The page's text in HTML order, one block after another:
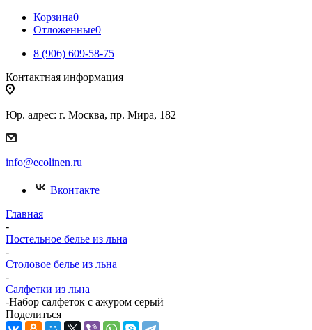
Корзина0
Отложенные0
8 (906) 609-58-75
Контактная информация
Юр. адрес: г. Москва, пр. Мира, 182
info@ecolinen.ru
Вконтакте
Главная
-
Постельное белье из льна
-
Столовое белье из льна
-
Салфетки из льна
-Набор салфеток с ажуром серый
Поделиться